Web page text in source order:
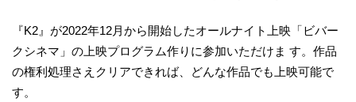
『K2』が2022年12月から開始したオールナイト上映「ビバー
クシネマ」の上映プログラム作りに参加いただけま す。作品
の権利処理さえクリアできれば、どんな作品でも上映可能で
す。